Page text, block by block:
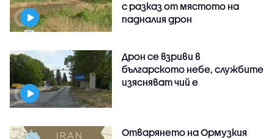
с разказ от мястото на
падналия дрон
Дрон се взриви в
българското небе, службите
изясняват чий е
Отварянето на Ормузкия